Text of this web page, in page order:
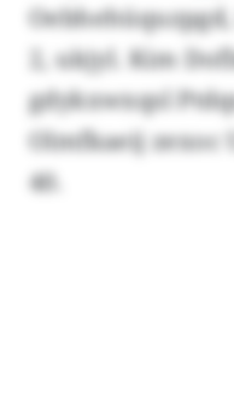
2, ukjyl. Kim
gdykxwxqsl
Olmfkaeij zexoc
40.